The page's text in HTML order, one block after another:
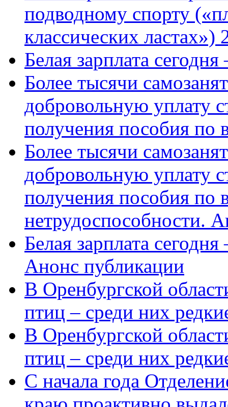
подводному спорту
классических ластах»)
Белая зарплата
Более тысячи
добровольную уплату
получения пособия по
Более тысячи
добровольную уплату
получения пособия по
нетрудоспособности.
Белая зарплата
Анонс публикации
В Оренбургской
птиц – среди них
В Оренбургской
птиц – среди них
С начала года